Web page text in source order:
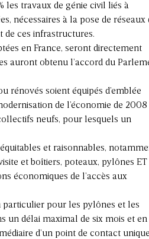
les travaux de génie civil liés à
nécessaires à la pose de réseaux
de ces infrastructures.
en France, seront directement
auront obtenu l’accord du
rénovés soient équipés d’emblée
de l’économie de 2008
neufs, pour lesquels un
et raisonnables,
et boîtiers, poteaux, pylônes ET
économiques de l’accès aux
particulier pour les pylônes et les
un délai maximal de six mois et en
d’un point de contact